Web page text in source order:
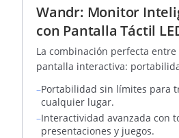
Wandr: Monitor
con Pantalla Táctil
La combinación perfecta
pantalla interactiva:
–Portabilidad sin límites para
cualquier lugar.
–Interactividad avanzada con
presentaciones y juegos.